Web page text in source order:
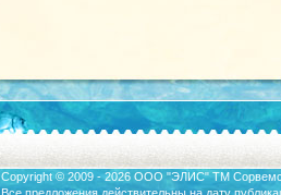
Copyright © 2009 - 2026 ООО "ЭЛИС" ТМ